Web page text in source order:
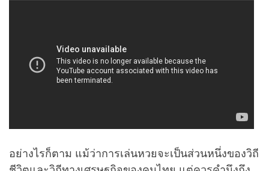
อย่างไรก็ตาม แม้ว่าการเล่นหวยจะเป็นส่วนหนึ่งของวิถี